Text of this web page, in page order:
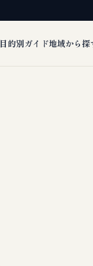
目的別ガイド地域から探